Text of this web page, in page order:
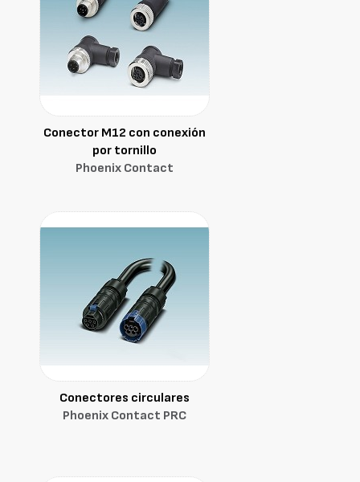
Conector M12 con conexión
por tornillo
Phoenix Contact
Conectores circulares
Phoenix Contact PRC